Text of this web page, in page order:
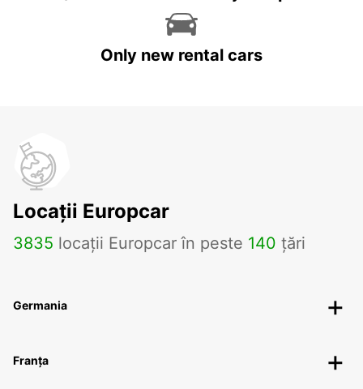
Only new rental cars
Locații Europcar
3835 locații Europcar în peste 140 țări
Germania
Franța